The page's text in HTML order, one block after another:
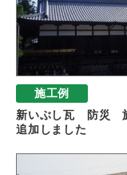
施工例
新いぶし瓦 防災
追加しました